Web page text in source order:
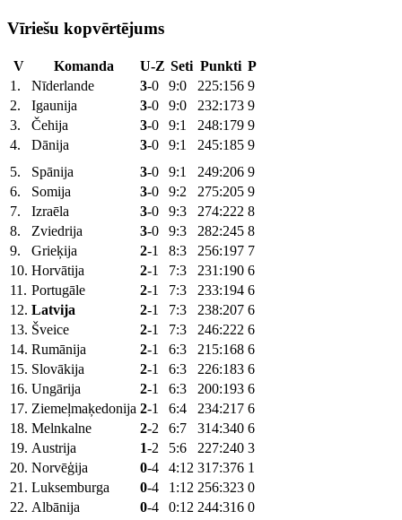
Vīriešu kopvērtējums
V Komanda U-Z Seti Punkti P
1.
Nīderlande 3-0 9:0 225:156 9
2.
Igaunija 3-0 9:0 232:173 9
3.
Čehija 3-0 9:1 248:179 9
4.
Dānija 3-0 9:1 245:185 9
5.
Spānija 3-0 9:1 249:206 9
6.
Somija 3-0 9:2 275:205 9
7.
Izraēla 3-0 9:3 274:222 8
8.
Zviedrija 3-0 9:3 282:245 8
9.
Grieķija 2-1 8:3 256:197 7
10. Horvātija 2-1 7:3 231:190 6
11. Portugāle 2-1 7:3 233:194 6
12. Latvija 2-1 7:3 238:207 6
13. Šveice 2-1 7:3 246:222 6
14. Rumānija 2-1 6:3 215:168 6
15. Slovākija 2-1 6:3 226:183 6
16. Ungārija 2-1 6:3 200:193 6
17. Ziemeļmaķedonija 2-1 6:4 234:217 6
18. Melnkalne 2-2 6:7 314:340 6
19. Austrija 1-2 5:6 227:240 3
20. Norvēģija 0-4 4:12 317:376 1
21. Luksemburga 0-4 1:12 256:323 0
22. Albānija 0-4 0:12 244:316 0